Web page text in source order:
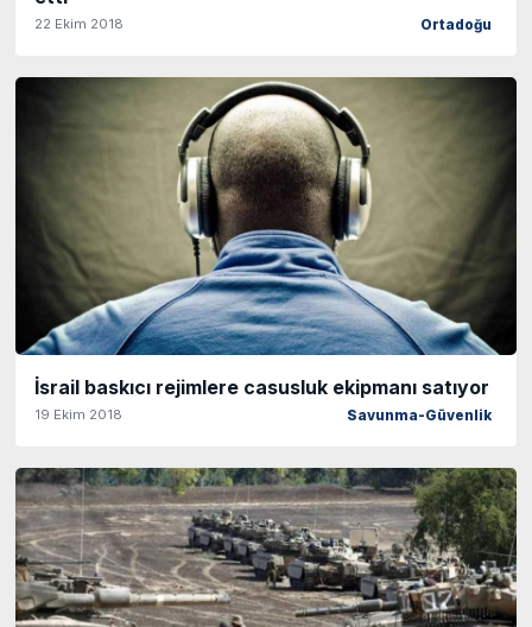
22 Ekim 2018 Ortadoğu
İsrail baskıcı rejimlere casusluk ekipmanı satıyor
19 Ekim 2018 Savunma-Güvenlik